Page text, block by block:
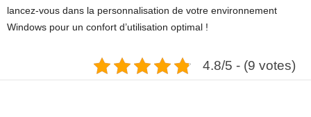
lancez-vous dans la personnalisation de votre environnement
Windows pour un confort d’utilisation optimal !
4.8/5 - (9 votes)